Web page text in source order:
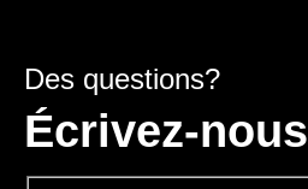
Des questions?
Écrivez-nous